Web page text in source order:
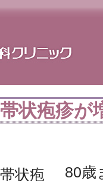
帯状疱疹が
80歳